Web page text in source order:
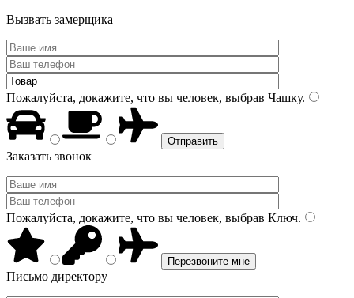
Вызвать замерщика
Пожалуйста, докажите, что вы человек, выбрав Чашку.
Заказать звонок
Пожалуйста, докажите, что вы человек, выбрав Ключ.
Письмо директору